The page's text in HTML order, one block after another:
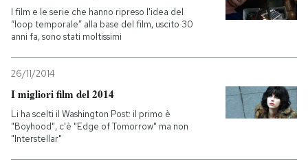
I film e le serie che hanno ripreso l'idea del
“loop temporale” alla base del film, uscito 30
anni fa, sono stati moltissimi
26/11/2014
I migliori film del 2014
Li ha scelti il Washington Post: il primo è
"Boyhood", c'è "Edge of Tomorrow" ma non
"Interstellar"